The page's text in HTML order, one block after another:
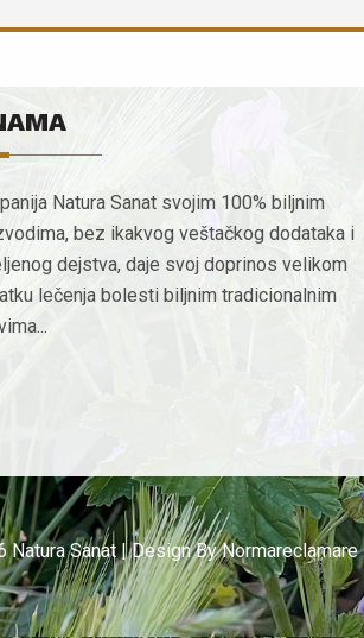
Natura Sanat svojim 100% biljnim
bez ikakvog veštačkog dodataka i
dejstva, daje svoj doprinos velikom
lečenja bolesti biljnim tradicionalnim
Natura Sanat | Design ByNormareclamare